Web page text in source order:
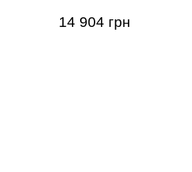
14 904 грн